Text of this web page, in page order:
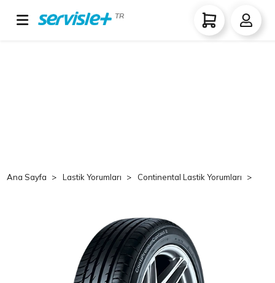
TR
Ana Sayfa Lastik Yorumları Continental Lastik Yorumları